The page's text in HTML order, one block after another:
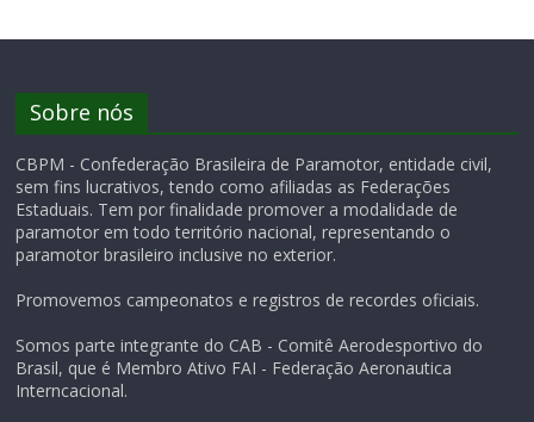
Sobre nós
CBPM - Confederação Brasileira de Paramotor, entidade civil,
sem fins lucrativos, tendo como afiliadas as Federações
Estaduais. Tem por finalidade promover a modalidade de
paramotor em todo território nacional, representando o
paramotor brasileiro inclusive no exterior.
Promovemos campeonatos e registros de recordes oficiais.
Somos parte integrante do CAB - Comitê Aerodesportivo do
Brasil, que é Membro Ativo FAI - Federação Aeronautica
Interncacional.